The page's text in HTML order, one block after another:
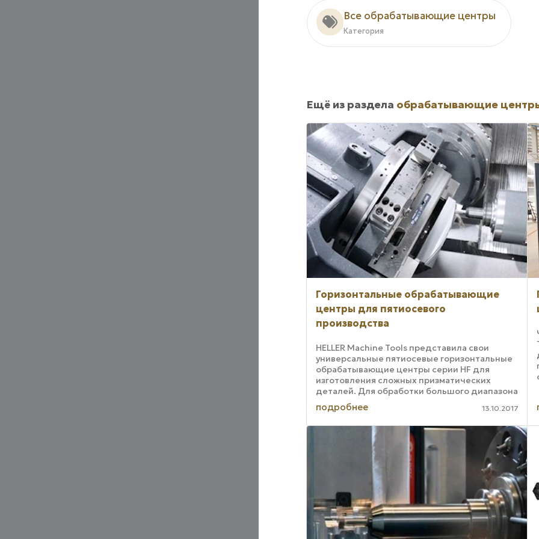
Все обрабатывающие центры
Категория
Ещё из раздела обрабатывающие
Горизонтальные обрабатывающие
центры для пятиосевого
производства
HELLER Machine Tools представила свои
универсальные пятиосевые горизонтальные
обрабатывающие центры серии HF для
изготовления сложных призматических
деталей. Для обработки большого диапазона
заготовок, от более легких, более мелких, до
более тяжелых ...
подробнее 13.10.2017